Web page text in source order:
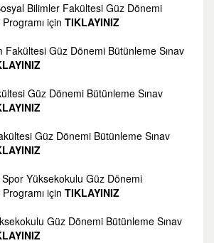
Bilimler Fakültesi Güz Dönemi
için TIKLAYINIZ
Fakültesi Güz Dönemi Bütünleme Sınav
Güz Dönemi Bütünleme Sınav
Güz Dönemi Bütünleme Sınav
Yüksekokulu Güz Dönemi
için TIKLAYINIZ
Güz Dönemi Bütünleme Sınav